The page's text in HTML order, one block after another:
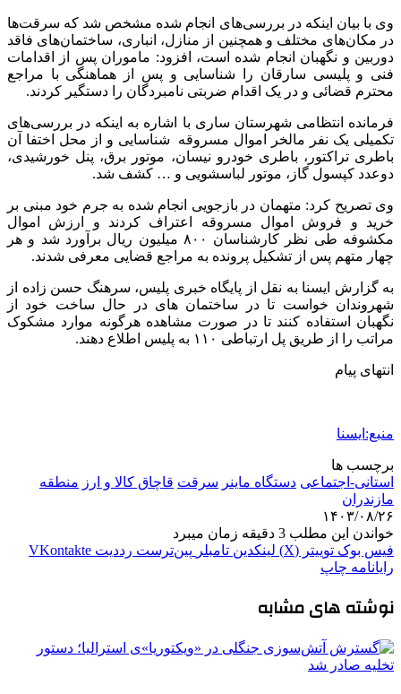
وی با بیان اینکه در بررسی‌های انجام شده مشخص شد که سرقت‌ها
در مکان‌های مختلف و همچنین از منازل، انباری، ساختمان‌های فاقد
دوربین و نگهبان انجام شده است، افزود: ماموران پس از اقدامات
فنی و پلیسی سارقان را شناسایی و پس از هماهنگی با مراجع
محترم قضائی و در یک اقدام ضربتی نامبردگان را دستگیر کردند.
فرمانده انتظامی شهرستان ساری با اشاره به اینکه در بررسی‌های
تکمیلی یک نفر مالخر اموال مسروقه شناسایی و از محل اختفا آن
باطری تراکتور، باطری خودرو نیسان، موتور برق، پنل خورشیدی،
دوعدد کپسول گاز، موتور لباسشویی و … کشف شد.
وی تصریح کرد: متهمان در بازجویی انجام شده به جرم خود مبنی بر
خرید و فروش اموال مسروقه اعتراف کردند و ارزش اموال
مکشوفه طی نظر کارشناسان ۸۰۰ میلیون ریال برآورد شد و هر
چهار متهم پس از تشکیل پرونده به مراجع قضایی معرفی شدند.
به گزارش ایسنا به نقل از پایگاه خبری پلیس، سرهنگ حسن زاده از
شهروندان خواست تا در ساختمان های در حال ساخت خود از
نگهبان استفاده کنند تا در صورت مشاهده هرگونه موارد مشکوک
مراتب را از طریق پل ارتباطی ۱۱۰ به پلیس اطلاع دهند.
انتهای پیام
منبع:ایسنا
برچسب ها
استانی-اجتماعی دستگاه ماینر سرقت قاچاق كالا و ارز منطقه
مازندران
۱۴۰۳/۰۸/۲۶
خواندن این مطلب 3 دقیقه زمان میبرد
فیس بوک توییتر (X) لینکدین ‫تامبلر ‫پین‌ترست ‫رددیت ‫VKontakte
رایانامه چاپ
نوشته های مشابه